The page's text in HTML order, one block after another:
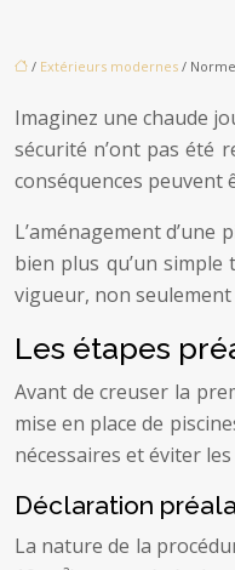
/ Extérieurs modernes /
Imaginez une chaude
sécurité n’ont pas été
conséquences peuvent
L’aménagement
bien plus qu’un
vigueur, non
Les étapes
Avant de creuser la
mise en place de
nécessaires et éviter
Déclaration
La nature de la